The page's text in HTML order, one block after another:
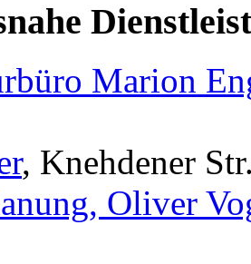
Marion
, Knehdener
Oliver